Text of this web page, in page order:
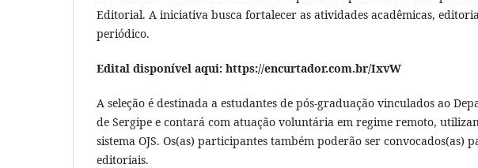
Editorial. A iniciativa busca fortalecer as atividades acadêmicas,
periódico.
Edital disponível aqui: https://encurtador.com.br/IxvW
A seleção é destinada a estudantes de pós-graduação vinculados ao
de Sergipe e contará com atuação voluntária em regime remoto,
sistema OJS. Os(as) participantes também poderão ser
editoriais.